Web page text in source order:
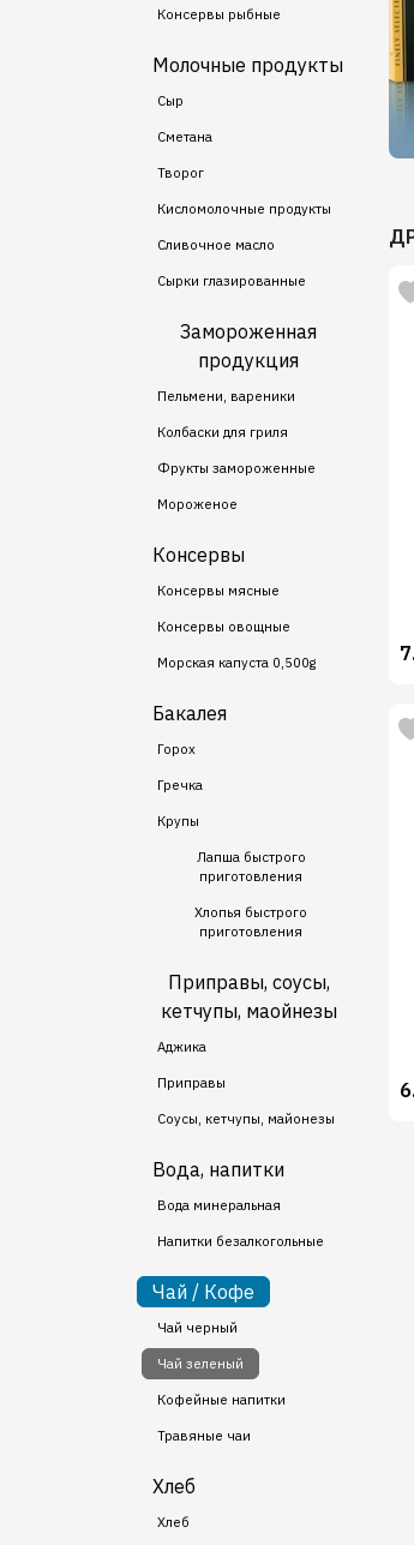
Консервы рыбные
Молочные продукты
Сыр
Сметана
Творог
Кисломолочные продукты
Сливочное масло
Сырки глазированные
Замороженная
продукция
Пельмени, вареники
Колбаски для гриля
Фрукты замороженные
Мороженое
Консервы
Консервы мясные
Консервы овощные
Морская капуста 0,500g
Бакалея
Горох
Гречка
Крупы
Лапша быстрого
приготовления
Хлопья быстрого
приготовления
Приправы, соусы,
кетчупы, маойнезы
Аджика
Приправы
Соусы, кетчупы, майонезы
Вода, напитки
Вода минеральная
Напитки безалкогольные
Чай / Кофе
Чай черный
Чай зеленый
Кофейные напитки
Травяные чаи
Хлеб
Хлеб